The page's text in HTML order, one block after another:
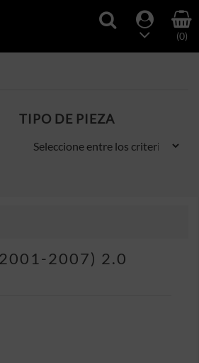
(0)
TIPO DE PIEZA
2007) 2.0